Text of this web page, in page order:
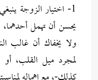
1- اختيار الزوجة
يحسن أن تهمل أحدهما،
ولا يخفاك أن غالب
لمجرد ميل القلب،